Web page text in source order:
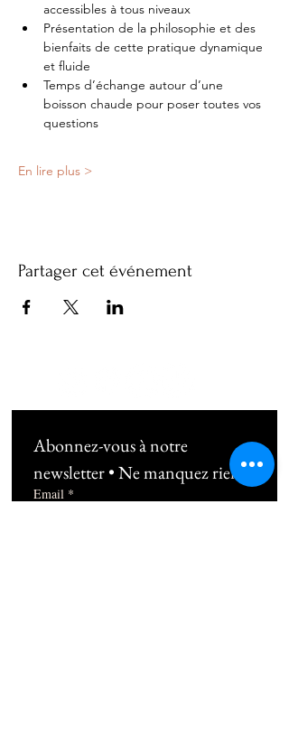
accessibles à tous niveaux
Présentation de la philosophie et des
bienfaits de cette pratique dynamique
et fluide
Temps d’échange autour d’une
boisson chaude pour poser toutes vos
questions
En lire plus >
Partager cet événement
Abonnez-vous à notre
newsletter • Ne manquez rien !
Email *